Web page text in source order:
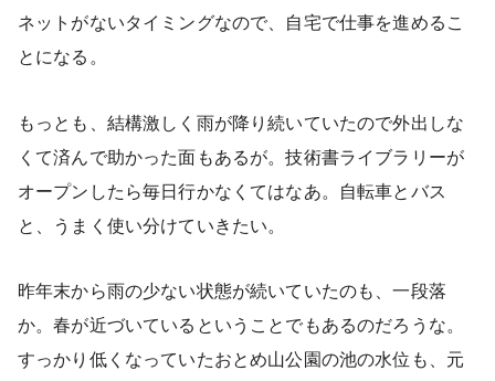
ネットがないタイミングなので、自宅で仕事を進めるこ
とになる。
もっとも、結構激しく雨が降り続いていたので外出しな
くて済んで助かった面もあるが。技術書ライブラリーが
オープンしたら毎日行かなくてはなあ。自転車とバス
と、うまく使い分けていきたい。
昨年末から雨の少ない状態が続いていたのも、一段落
か。春が近づいているということでもあるのだろうな。
すっかり低くなっていたおとめ山公園の池の水位も、元